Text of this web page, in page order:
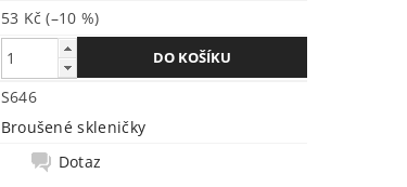
53 Kč(–10 %)
S646
Broušené skleničky
Dotaz